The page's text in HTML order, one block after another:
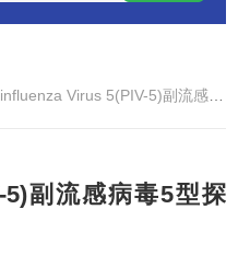
Virus 5(PIV-5)副流感病毒5型探针法荧光定量RT-PCR试剂
5)副流感病毒5型探